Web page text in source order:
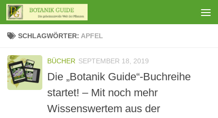
Zum Inhalt springen
SCHLAGWÖRTER: APFEL
BÜCHER SEPTEMBER 18, 2019
Die „Botanik Guide“-Buchreihe
startet! – Mit noch mehr
Wissenswertem aus der